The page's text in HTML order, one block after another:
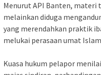
‎Menurut API Banten, materi
melainkan diduga
yang merendahkan praktik
melukai perasaan umat
‎Kuasa hukum pelapor